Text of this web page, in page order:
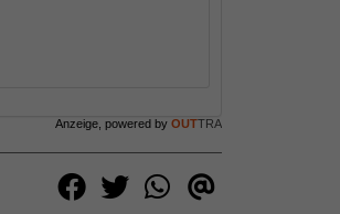
Anzeige, powered by OUTTRA